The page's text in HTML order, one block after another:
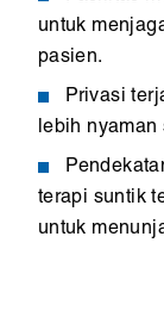
untuk
pasien.
Privasi
lebih nyaman
terapi suntik
untuk